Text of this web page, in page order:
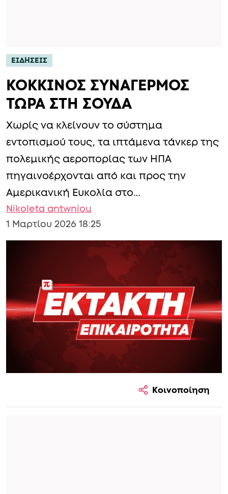
ΕΙΔΗΣΕΙΣ
ΚΟΚΚΙΝΟΣ ΣΥΝΑΓΕΡΜΟΣ
ΤΩΡΑ ΣΤΗ ΣΟΥΔΑ
Χωρίς να κλείνουν το σύστημα
εντοπισμού τους, τα ιπτάμενα τάνκερ της
πολεμικής αεροπορίας των ΗΠΑ
πηγαινοέρχονται από και προς την
Αμερικανική Ευκολία στο…
Nikoleta antwniou
1 Μαρτίου 2026 18:25
Κοινοποίηση